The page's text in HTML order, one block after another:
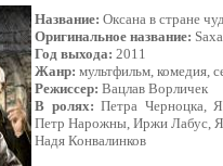
Название: Оксана в стране
Оригинальное название:
Год выхода: 2011
Жанр: мультфильм, комедия,
Режиссер: Вацлав Ворличек
В ролях: Петра Черноцка,
Петр Нарожны, Иржи Лабус,
Надя Конвалинков